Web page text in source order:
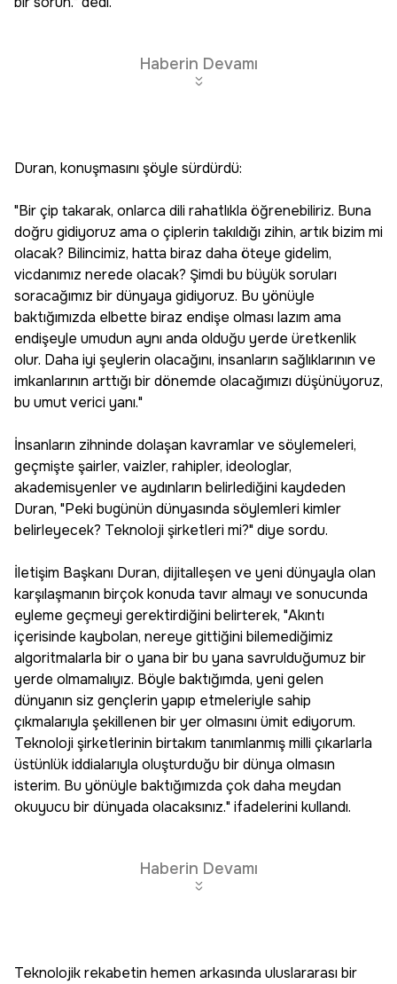
Haberin Devamı
Duran, konuşmasını şöyle sürdürdü:
"Bir çip takarak, onlarca dili rahatlıkla öğrenebiliriz. Buna
doğru gidiyoruz ama o çiplerin takıldığı zihin, artık bizim mi
olacak? Bilincimiz, hatta biraz daha öteye gidelim,
vicdanımız nerede olacak? Şimdi bu büyük soruları
soracağımız bir dünyaya gidiyoruz. Bu yönüyle
baktığımızda elbette biraz endişe olması lazım ama
endişeyle umudun aynı anda olduğu yerde üretkenlik
olur. Daha iyi şeylerin olacağını, insanların sağlıklarının ve
imkanlarının arttığı bir dönemde olacağımızı düşünüyoruz,
bu umut verici yanı."
İnsanların zihninde dolaşan kavramlar ve söylemeleri,
geçmişte şairler, vaizler, rahipler, ideologlar,
akademisyenler ve aydınların belirlediğini kaydeden
Duran, "Peki bugünün dünyasında söylemleri kimler
belirleyecek? Teknoloji şirketleri mi?" diye sordu.
İletişim Başkanı Duran, dijitalleşen ve yeni dünyayla olan
karşılaşmanın birçok konuda tavır almayı ve sonucunda
eyleme geçmeyi gerektirdiğini belirterek, "Akıntı
içerisinde kaybolan, nereye gittiğini bilemediğimiz
algoritmalarla bir o yana bir bu yana savrulduğumuz bir
yerde olmamalıyız. Böyle baktığımda, yeni gelen
dünyanın siz gençlerin yapıp etmeleriyle sahip
çıkmalarıyla şekillenen bir yer olmasını ümit ediyorum.
Teknoloji şirketlerinin birtakım tanımlanmış milli çıkarlarla
üstünlük iddialarıyla oluşturduğu bir dünya olmasın
isterim. Bu yönüyle baktığımızda çok daha meydan
okuyucu bir dünyada olacaksınız." ifadelerini kullandı.
Haberin Devamı
Teknolojik rekabetin hemen arkasında uluslararası bir